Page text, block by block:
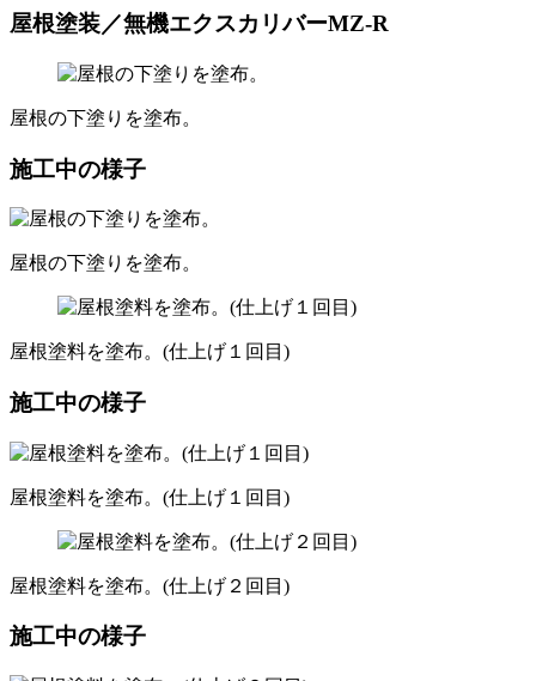
屋根塗装／無機エクスカリバーMZ-R
屋根の下塗りを塗布。
施工中の様子
屋根の下塗りを塗布。
屋根塗料を塗布。(仕上げ１回目)
施工中の様子
屋根塗料を塗布。(仕上げ１回目)
屋根塗料を塗布。(仕上げ２回目)
施工中の様子